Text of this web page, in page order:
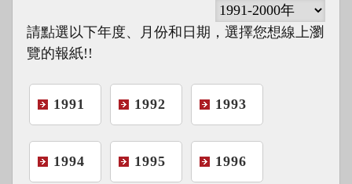
請點選以下年度、月份和日期，選擇您想線上瀏
覽的報紙!!
1991 1992 1993
1994 1995 1996